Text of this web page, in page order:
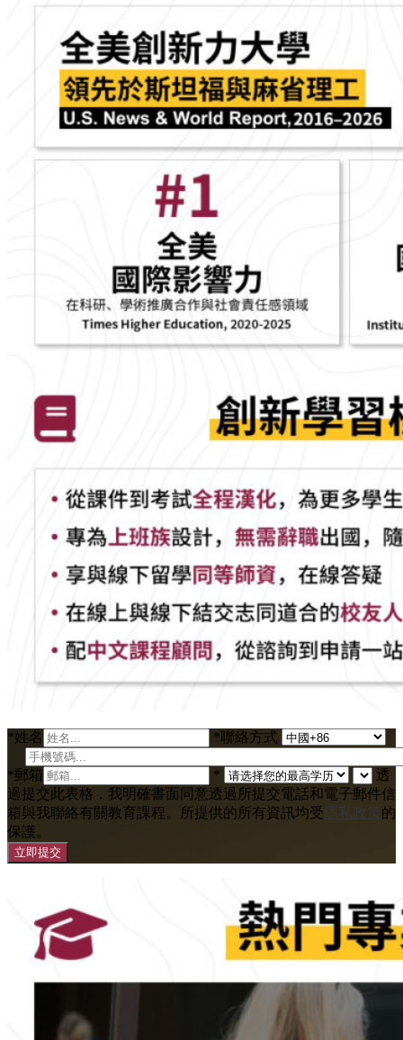
*姓名 *聯絡方式
*郵箱 *
透
過提交此表格，我明確書面同意透過所提交電話和電子郵件信
箱與我聯絡有關教育課程。所提供的所有資訊均受 隱私政策 的
保護。
立即提交